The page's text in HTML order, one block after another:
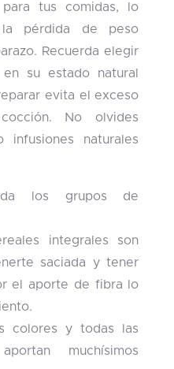
tus comidas, lo
pérdida de peso
Recuerda elegir
su estado natural
evita el exceso
No olvides
infusiones naturales
los grupos de
integrales son
saciada y tener
el aporte de fibra lo
colores y todas las
muchísimos